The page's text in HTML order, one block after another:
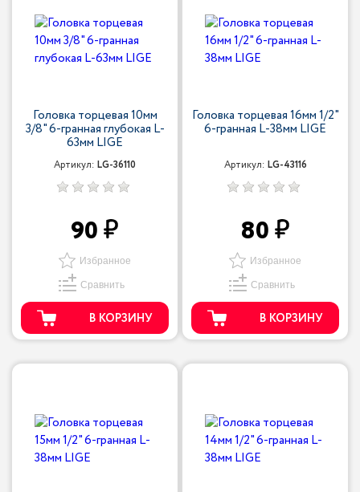
Головка торцевая 10мм
3/8" 6-гранная глубокая L-
63мм LIGE
Артикул: LG-36110
90
Избранное
Сравнить
В КОРЗИНУ
Головка торцевая 16мм 1/2"
6-гранная L-38мм LIGE
Артикул: LG-43116
80
Избранное
Сравнить
В КОРЗИНУ